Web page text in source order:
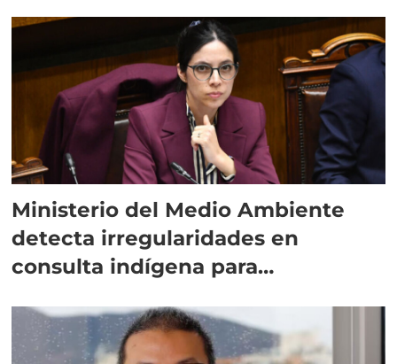
Ministerio del Medio Ambiente
detecta irregularidades en
consulta indígena para